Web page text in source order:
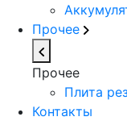
Прочее
Прочее
Плита
Контакты